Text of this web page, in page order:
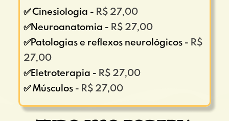
✅ Cinesiologia - R$ 27,00
✅Neuroanatomia - R$ 27,00
✅Patologias e reflexos neurológicos - R$
27,00
✅Eletroterapia - R$ 27,00
✅ Músculos - R$ 27,00